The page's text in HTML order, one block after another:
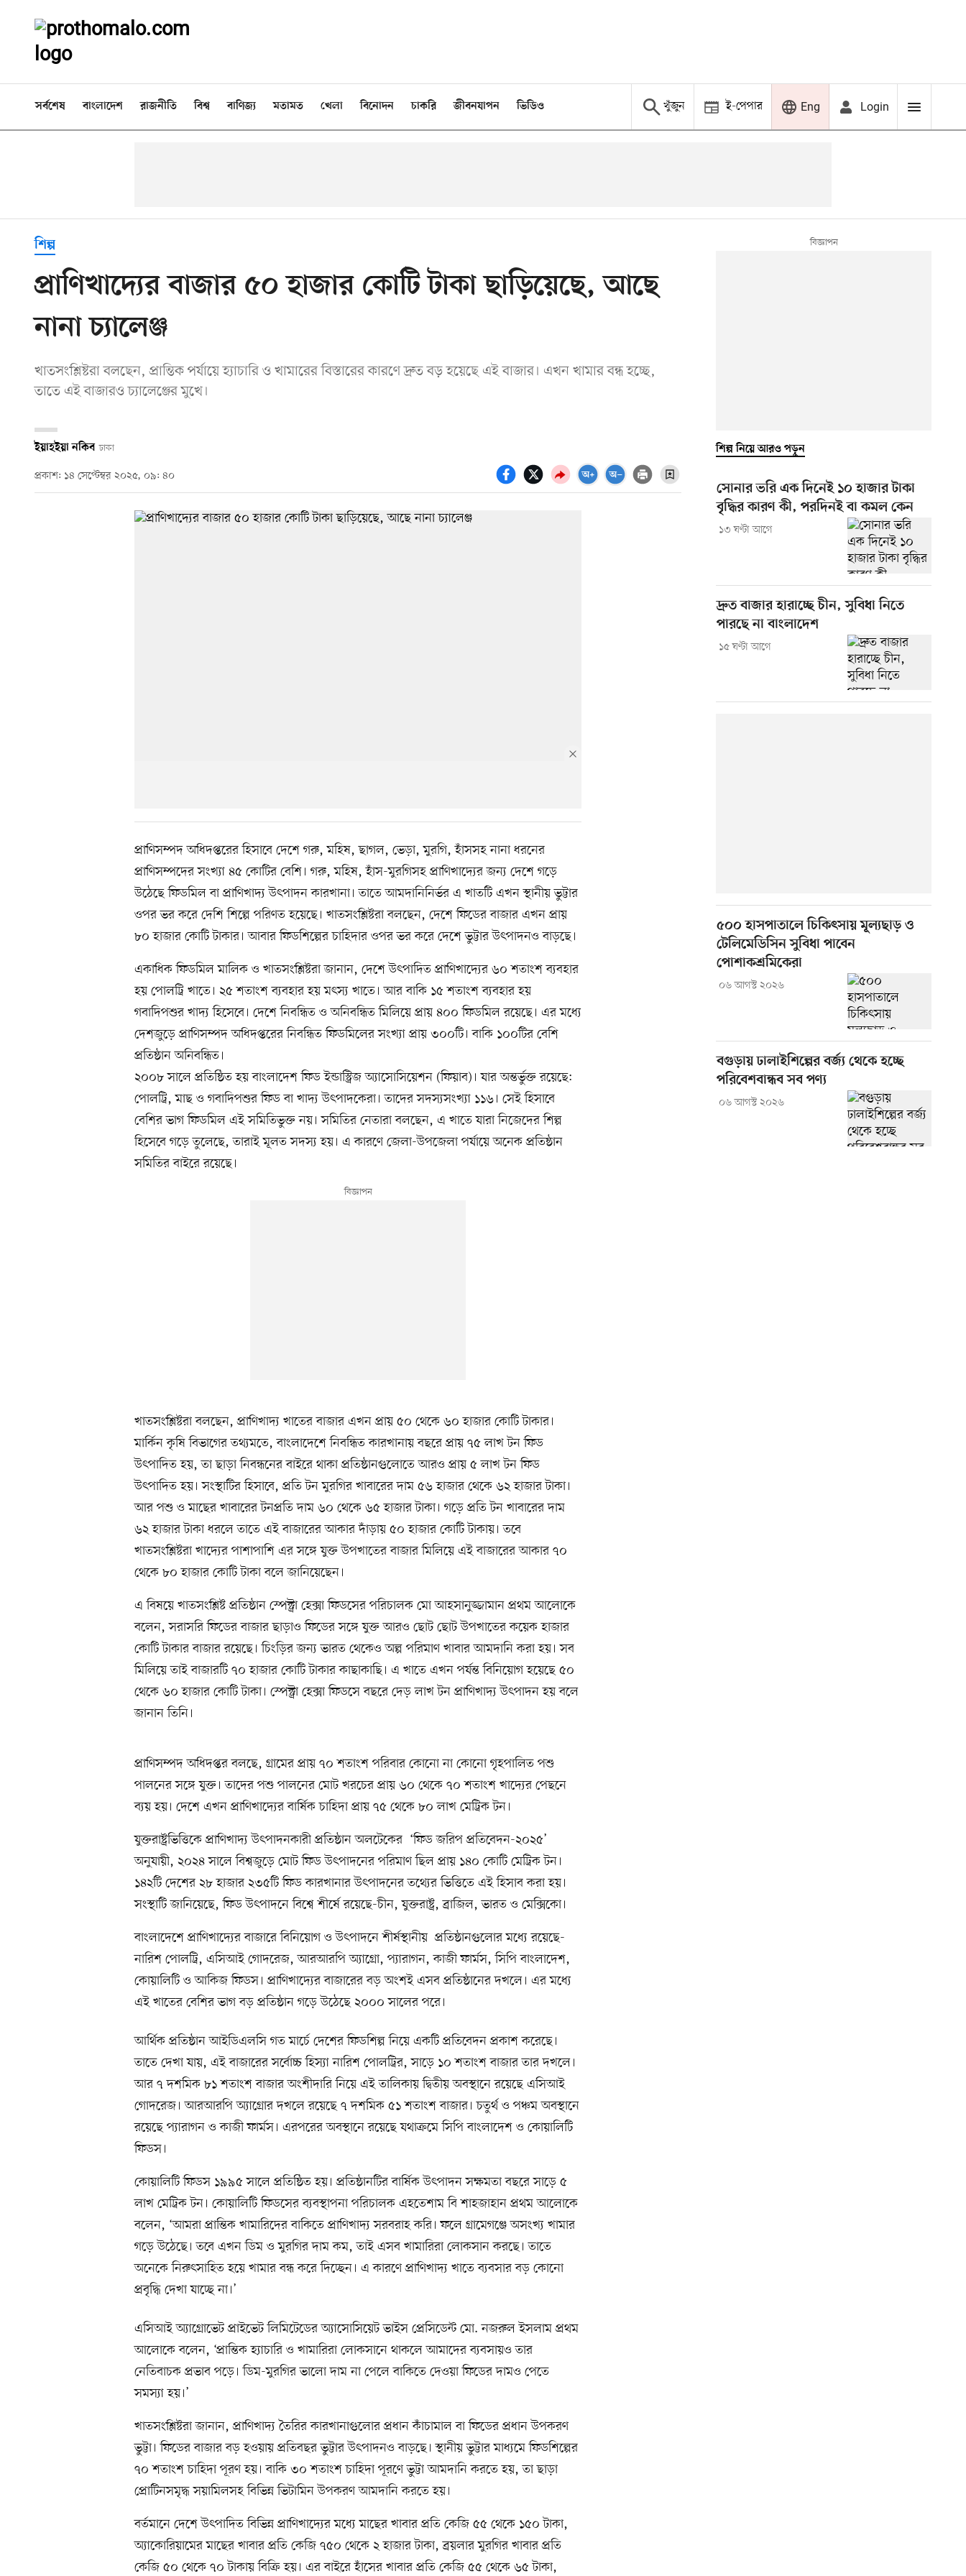
সর্বশেষ বাংলাদেশ রাজনীতি বিশ্ব বাণিজ্য মতামত খেলা বিনোদন চাকরি জীবনযাপন ভিডিও খুঁজুন ই-পেপার Eng Login
শিল্প
প্রাণিখাদ্যের বাজার ৫০ হাজার কোটি টাকা ছাড়িয়েছে, আছে
নানা চ্যালেঞ্জ
খাতসংশ্লিষ্টরা বলছেন, প্রান্তিক পর্যায়ে হ্যাচারি ও খামারের বিস্তারের কারণে দ্রুত বড় হয়েছে এই বাজার। এখন খামার বন্ধ হচ্ছে,
তাতে এই বাজারও চ্যালেঞ্জের মুখে।
ইয়াহইয়া নকিব ঢাকা
প্রকাশ: ১৪ সেপ্টেম্বর ২০২৫, ০৯: ৪০
প্রাণিসম্পদ অধিদপ্তরের হিসাবে দেশে গরু, মহিষ, ছাগল, ভেড়া, মুরগি, হাঁসসহ নানা ধরনের
প্রাণিসম্পদের সংখ্যা ৪৫ কোটির বেশি। গরু, মহিষ, হাঁস-মুরগিসহ প্রাণিখাদ্যের জন্য দেশে গড়ে
উঠেছে ফিডমিল বা প্রাণিখাদ্য উৎপাদন কারখানা। তাতে আমদানিনির্ভর এ খাতটি এখন স্থানীয় ভুট্টার
ওপর ভর করে দেশি শিল্পে পরিণত হয়েছে। খাতসংশ্লিষ্টরা বলছেন, দেশে ফিডের বাজার এখন প্রায়
৮০ হাজার কোটি টাকার। আবার ফিডশিল্পের চাহিদার ওপর ভর করে দেশে ভুট্টার উৎপাদনও বাড়ছে।
একাধিক ফিডমিল মালিক ও খাতসংশ্লিষ্টরা জানান, দেশে উৎপাদিত প্রাণিখাদ্যের ৬০ শতাংশ ব্যবহার
হয় পোলট্রি খাতে। ২৫ শতাংশ ব্যবহার হয় মৎস্য খাতে। আর বাকি ১৫ শতাংশ ব্যবহার হয়
গবাদিপশুর খাদ্য হিসেবে। দেশে নিবন্ধিত ও অনিবন্ধিত মিলিয়ে প্রায় ৪০০ ফিডমিল রয়েছে। এর মধ্যে
দেশজুড়ে প্রাণিসম্পদ অধিদপ্তরের নিবন্ধিত ফিডমিলের সংখ্যা প্রায় ৩০০টি। বাকি ১০০টির বেশি
প্রতিষ্ঠান অনিবন্ধিত।
২০০৮ সালে প্রতিষ্ঠিত হয় বাংলাদেশ ফিড ইন্ডাস্ট্রিজ অ্যাসোসিয়েশন (ফিয়াব)। যার অন্তর্ভুক্ত রয়েছে:
পোলট্রি, মাছ ও গবাদিপশুর ফিড বা খাদ্য উৎপাদকেরা। তাদের সদস্যসংখ্যা ১১৬। সেই হিসাবে
বেশির ভাগ ফিডমিল এই সমিতিভুক্ত নয়। সমিতির নেতারা বলছেন, এ খাতে যারা নিজেদের শিল্প
হিসেবে গড়ে তুলেছে, তারাই মূলত সদস্য হয়। এ কারণে জেলা-উপজেলা পর্যায়ে অনেক প্রতিষ্ঠান
সমিতির বাইরে রয়েছে।
খাতসংশ্লিষ্টরা বলছেন, প্রাণিখাদ্য খাতের বাজার এখন প্রায় ৫০ থেকে ৬০ হাজার কোটি টাকার।
মার্কিন কৃষি বিভাগের তথ্যমতে, বাংলাদেশে নিবন্ধিত কারখানায় বছরে প্রায় ৭৫ লাখ টন ফিড
উৎপাদিত হয়, তা ছাড়া নিবন্ধনের বাইরে থাকা প্রতিষ্ঠানগুলোতে আরও প্রায় ৫ লাখ টন ফিড
উৎপাদিত হয়। সংস্থাটির হিসাবে, প্রতি টন মুরগির খাবারের দাম ৫৬ হাজার থেকে ৬২ হাজার টাকা।
আর পশু ও মাছের খাবারের টনপ্রতি দাম ৬০ থেকে ৬৫ হাজার টাকা। গড়ে প্রতি টন খাবারের দাম
৬২ হাজার টাকা ধরলে তাতে এই বাজারের আকার দাঁড়ায় ৫০ হাজার কোটি টাকায়। তবে
খাতসংশ্লিষ্টরা খাদ্যের পাশাপাশি এর সঙ্গে যুক্ত উপখাতের বাজার মিলিয়ে এই বাজারের আকার ৭০
থেকে ৮০ হাজার কোটি টাকা বলে জানিয়েছেন।
এ বিষয়ে খাতসংশ্লিষ্ট প্রতিষ্ঠান স্পেক্ট্রা হেক্সা ফিডসের পরিচালক মো আহসানুজ্জামান প্রথম আলোকে
বলেন, সরাসরি ফিডের বাজার ছাড়াও ফিডের সঙ্গে যুক্ত আরও ছোট ছোট উপখাতের কয়েক হাজার
কোটি টাকার বাজার রয়েছে। চিংড়ির জন্য ভারত থেকেও অল্প পরিমাণ খাবার আমদানি করা হয়। সব
মিলিয়ে তাই বাজারটি ৭০ হাজার কোটি টাকার কাছাকাছি। এ খাতে এখন পর্যন্ত বিনিয়োগ হয়েছে ৫০
থেকে ৬০ হাজার কোটি টাকা। স্পেক্ট্রা হেক্সা ফিডসে বছরে দেড় লাখ টন প্রাণিখাদ্য উৎপাদন হয় বলে
জানান তিনি।
প্রাণিসম্পদ অধিদপ্তর বলছে, গ্রামের প্রায় ৭০ শতাংশ পরিবার কোনো না কোনো গৃহপালিত পশু
পালনের সঙ্গে যুক্ত। তাদের পশু পালনের মোট খরচের প্রায় ৬০ থেকে ৭০ শতাংশ খাদ্যের পেছনে
ব্যয় হয়। দেশে এখন প্রাণিখাদ্যের বার্ষিক চাহিদা প্রায় ৭৫ থেকে ৮০ লাখ মেট্রিক টন।
যুক্তরাষ্ট্রভিত্তিকে প্রাণিখাদ্য উৎপাদনকারী প্রতিষ্ঠান অলটেকের ‘ফিড জরিপ প্রতিবেদন-২০২৫’
অনুযায়ী, ২০২৪ সালে বিশ্বজুড়ে মোট ফিড উৎপাদনের পরিমাণ ছিল প্রায় ১৪০ কোটি মেট্রিক টন।
১৪২টি দেশের ২৮ হাজার ২৩৫টি ফিড কারখানার উৎপাদনের তথ্যের ভিত্তিতে এই হিসাব করা হয়।
সংস্থাটি জানিয়েছে, ফিড উৎপাদনে বিশ্বে শীর্ষে রয়েছে-চীন, যুক্তরাষ্ট্র, ব্রাজিল, ভারত ও মেক্সিকো।
বাংলাদেশে প্রাণিখাদ্যের বাজারে বিনিয়োগ ও উৎপাদনে শীর্ষস্থানীয় প্রতিষ্ঠানগুলোর মধ্যে রয়েছে-
নারিশ পোলট্রি, এসিআই গোদরেজ, আরআরপি অ্যাগ্রো, প্যারাগন, কাজী ফার্মস, সিপি বাংলাদেশ,
কোয়ালিটি ও আকিজ ফিডস। প্রাণিখাদ্যের বাজারের বড় অংশই এসব প্রতিষ্ঠানের দখলে। এর মধ্যে
এই খাতের বেশির ভাগ বড় প্রতিষ্ঠান গড়ে উঠেছে ২০০০ সালের পরে।
আর্থিক প্রতিষ্ঠান আইডিএলসি গত মার্চে দেশের ফিডশিল্প নিয়ে একটি প্রতিবেদন প্রকাশ করেছে।
তাতে দেখা যায়, এই বাজারের সর্বোচ্চ হিস্যা নারিশ পোলট্রির, সাড়ে ১০ শতাংশ বাজার তার দখলে।
আর ৭ দশমিক ৮১ শতাংশ বাজার অংশীদারি নিয়ে এই তালিকায় দ্বিতীয় অবস্থানে রয়েছে এসিআই
গোদরেজ। আরআরপি অ্যাগ্রোর দখলে রয়েছে ৭ দশমিক ৫১ শতাংশ বাজার। চতুর্থ ও পঞ্চম অবস্থানে
রয়েছে প্যারাগন ও কাজী ফার্মস। এরপরের অবস্থানে রয়েছে যথাক্রমে সিপি বাংলাদেশ ও কোয়ালিটি
ফিডস।
কোয়ালিটি ফিডস ১৯৯৫ সালে প্রতিষ্ঠিত হয়। প্রতিষ্ঠানটির বার্ষিক উৎপাদন সক্ষমতা বছরে সাড়ে ৫
লাখ মেট্রিক টন। কোয়ালিটি ফিডসের ব্যবস্থাপনা পরিচালক এহতেশাম বি শাহজাহান প্রথম আলোকে
বলেন, ‘আমরা প্রান্তিক খামারিদের বাকিতে প্রাণিখাদ্য সরবরাহ করি। ফলে গ্রামেগঞ্জে অসংখ্য খামার
গড়ে উঠেছে। তবে এখন ডিম ও মুরগির দাম কম, তাই এসব খামারিরা লোকসান করছে। তাতে
অনেকে নিরুৎসাহিত হয়ে খামার বন্ধ করে দিচ্ছেন। এ কারণে প্রাণিখাদ্য খাতে ব্যবসার বড় কোনো
প্রবৃদ্ধি দেখা যাচ্ছে না।’
এসিআই অ্যাগ্রোভেট প্রাইভেট লিমিটেডের অ্যাসোসিয়েট ভাইস প্রেসিডেন্ট মো. নজরুল ইসলাম প্রথম
আলোকে বলেন, ‘প্রান্তিক হ্যাচারি ও খামারিরা লোকসানে থাকলে আমাদের ব্যবসায়ও তার
নেতিবাচক প্রভাব পড়ে। ডিম-মুরগির ভালো দাম না পেলে বাকিতে দেওয়া ফিডের দামও পেতে
সমস্যা হয়।’
খাতসংশ্লিষ্টরা জানান, প্রাণিখাদ্য তৈরির কারখানাগুলোর প্রধান কাঁচামাল বা ফিডের প্রধান উপকরণ
ভুট্টা। ফিডের বাজার বড় হওয়ায় প্রতিবছর ভুট্টার উৎপাদনও বাড়ছে। স্থানীয় ভুট্টার মাধ্যমে ফিডশিল্পের
৭০ শতাংশ চাহিদা পূরণ হয়। বাকি ৩০ শতাংশ চাহিদা পূরণে ভুট্টা আমদানি করতে হয়, তা ছাড়া
প্রোটিনসমৃদ্ধ সয়ামিলসহ বিভিন্ন ভিটামিন উপকরণ আমদানি করতে হয়।
বর্তমানে দেশে উৎপাদিত বিভিন্ন প্রাণিখাদ্যের মধ্যে মাছের খাবার প্রতি কেজি ৫৫ থেকে ১৫০ টাকা,
অ্যাকোরিয়ামের মাছের খাবার প্রতি কেজি ৭৫০ থেকে ২ হাজার টাকা, ব্রয়লার মুরগির খাবার প্রতি
কেজি ৫০ থেকে ৭০ টাকায় বিক্রি হয়। এর বাইরে হাঁসের খাবার প্রতি কেজি ৫৫ থেকে ৬৫ টাকা,
শিল্প নিয়ে আরও পড়ুন
সোনার ভরি এক দিনেই ১০ হাজার টাকা
বৃদ্ধির কারণ কী, পরদিনই বা কমল কেন
১৩ ঘণ্টা আগে
দ্রুত বাজার হারাচ্ছে চীন, সুবিধা নিতে
পারছে না বাংলাদেশ
১৫ ঘণ্টা আগে
৫০০ হাসপাতালে চিকিৎসায় মূল্যছাড় ও
টেলিমেডিসিন সুবিধা পাবেন
পোশাকশ্রমিকেরা
০৬ আগস্ট ২০২৬
বগুড়ায় ঢালাইশিল্পের বর্জ্য থেকে হচ্ছে
পরিবেশবান্ধব সব পণ্য
০৬ আগস্ট ২০২৬